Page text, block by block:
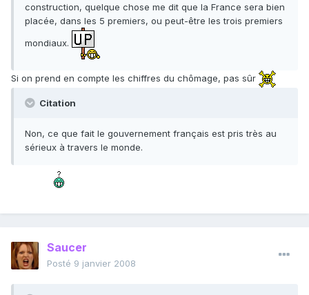
construction, quelque chose me dit que la France sera bien
placée, dans les 5 premiers, ou peut-être les trois premiers
mondiaux.
Si on prend en compte les chiffres du chômage, pas sûr
Citation
Non, ce que fait le gouvernement français est pris très au
sérieux à travers le monde.
Saucer
Posté 9 janvier 2008